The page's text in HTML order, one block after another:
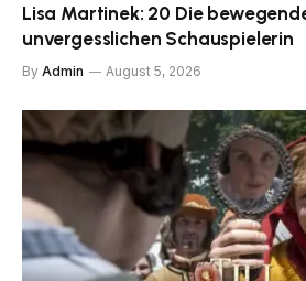
Lisa Martinek: 20 Die
unvergesslichen Schauspielerin
By Admin August 5, 2026